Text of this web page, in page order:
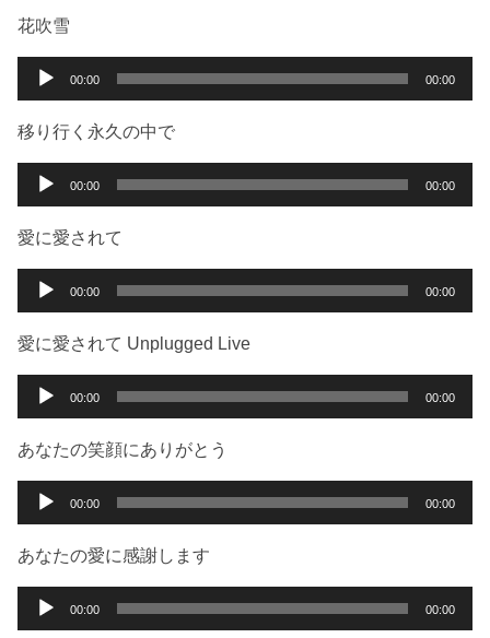
ー
プ
ー
花吹雪
プ
ー
00:00 00:00
移り行く永久の中で
プ
ー
00:00 00:00
愛に愛されて
プ
ー
00:00 00:00
愛に愛されて Unplugged Live
プ
レ
ー
00:00 00:00
あなたの笑顔にありがとう
プ
レ
00:00 00:00
あなたの愛に感謝します
音
00:00 00:00